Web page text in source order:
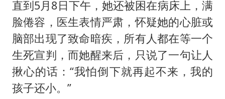
直到5月8日下午，她还被困在病床上，满
脸倦容，医生表情严肃，怀疑她的心脏或
脑部出现了致命暗疾，所有人都在等一个
生死宣判，而她醒来后，只说了一句让人
揪心的话：“我怕倒下就再起不来，我的
孩子还小。”